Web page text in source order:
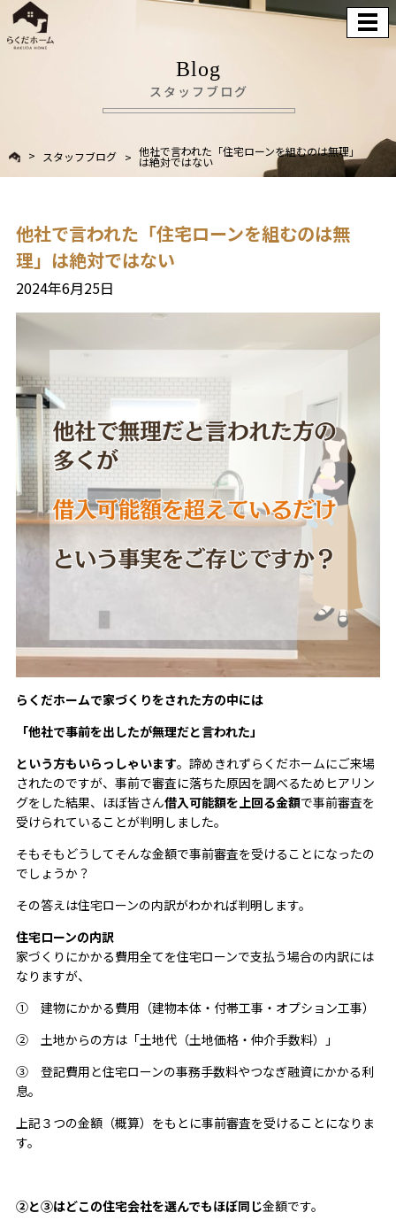
Blog
スタッフブログ
スタッフブログ 他社で言われた「住宅ローンを組むのは無理」
は絶対ではない
他社で言われた「住宅ローンを組むのは無
理」は絶対ではない
2024年6月25日
らくだホームで家づくりをされた方の中には
「他社で事前を出したが無理だと言われた」
という方もいらっしゃいます。諦めきれずらくだホームにご来場
されたのですが、事前で審査に落ちた原因を調べるためヒアリン
グをした結果、ほぼ皆さん借入可能額を上回る金額で事前審査を
受けられていることが判明しました。
そもそもどうしてそんな金額で事前審査を受けることになったの
でしょうか？
その答えは住宅ローンの内訳がわかれば判明します。
住宅ローンの内訳
家づくりにかかる費用全てを住宅ローンで支払う場合の内訳には
なりますが、
① 建物にかかる費用（建物本体・付帯工事・オプション工事）
② 土地からの方は「土地代（土地価格・仲介手数料）」
③ 登記費用と住宅ローンの事務手数料やつなぎ融資にかかる利
息。
上記３つの金額（概算）をもとに事前審査を受けることになりま
す。
②と③はどこの住宅会社を選んでもほぼ同じ金額です。